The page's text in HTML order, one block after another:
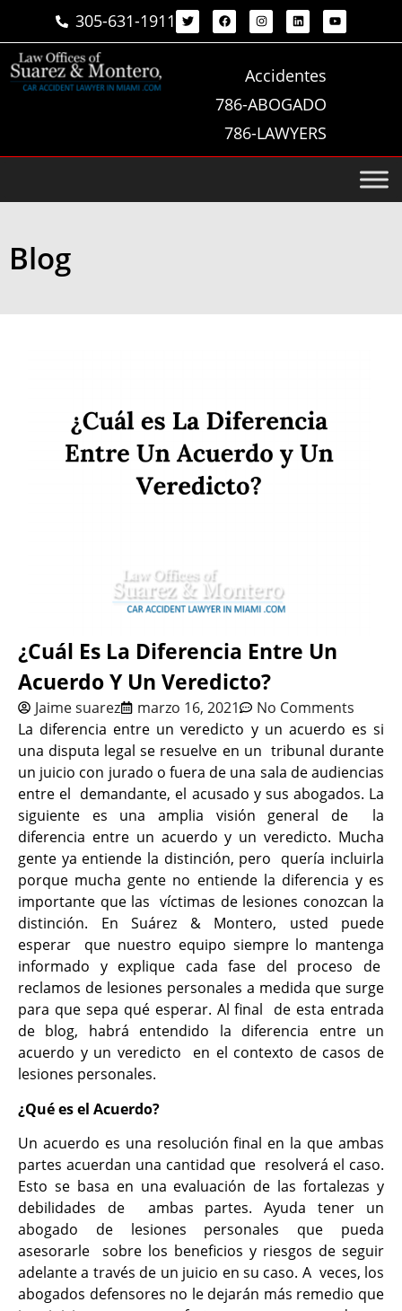
305-631-1911
Accidentes
786-ABOGADO
786-LAWYERS
Blog
¿Cuál Es La Diferencia Entre Un
Acuerdo Y Un Veredicto?
Jaime suarez marzo 16, 2021
No Comments
La diferencia entre un veredicto y un acuerdo es si
una disputa legal se resuelve en un tribunal durante
un juicio con jurado o fuera de una sala de audiencias
entre el demandante, el acusado y sus abogados. La
siguiente es una amplia visión general de la
diferencia entre un acuerdo y un veredicto. Mucha
gente ya entiende la distinción, pero quería incluirla
porque mucha gente no entiende la diferencia y es
importante que las víctimas de lesiones conozcan la
distinción. En Suárez & Montero, usted puede
esperar que nuestro equipo siempre lo mantenga
informado y explique cada fase del proceso de
reclamos de lesiones personales a medida que surge
para que sepa qué esperar. Al final de esta entrada
de blog, habrá entendido la diferencia entre un
acuerdo y un veredicto en el contexto de casos de
lesiones personales.
¿Qué es el Acuerdo?
Un acuerdo es una resolución final en la que ambas
partes acuerdan una cantidad que resolverá el caso.
Esto se basa en una evaluación de las fortalezas y
debilidades de ambas partes. Ayuda tener un
abogado de lesiones personales que pueda
asesorarle sobre los beneficios y riesgos de seguir
adelante a través de un juicio en su caso. A veces, los
abogados defensores no le dejarán más remedio que